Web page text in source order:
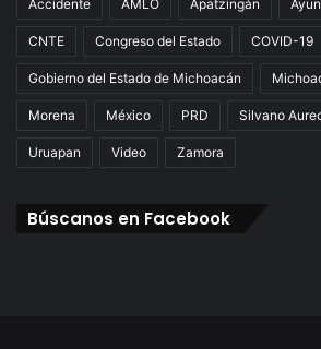
Accidente AMLO Apatzingán
CNTE Congreso del Estado COVID-19
Gobierno del Estado de Michoacán
Morena México PRD Silvano
Uruapan Video Zamora
Búscanos en Facebook